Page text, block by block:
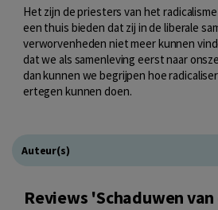
Het zijn de priesters van het
een thuis bieden dat zij in de liberale
verworvenheden niet meer kunnen
dat we als samenleving eerst naar
dan kunnen we begrijpen hoe
ertegen kunnen doen.
Auteur(s)
Reviews 'Schaduwen